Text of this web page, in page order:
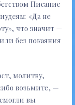
Писание
«Да не
что значит —
без покаяния
молитву,
возьмите, —
вы